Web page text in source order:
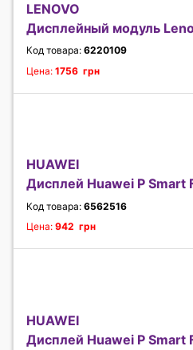
LENOVO
Дисплейный модуль
Код товара: 6220109
Цена: 1756 грн
HUAWEI
Дисплей Huawei P Smart
Код товара: 6562516
Цена: 942 грн
HUAWEI
Дисплей Huawei P Smart